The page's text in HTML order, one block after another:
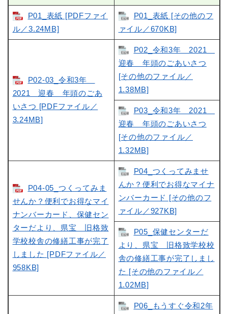
P01_表紙 [PDFファイ
ル／3.24MB]
P01_表紙 [その他のフ
ァイル／670KB]
P02-03_令和3年
2021 迎春 年頭のごあ
いさつ [PDFファイル／
3.24MB]
P02_令和3年 2021
迎春 年頭のごあいさつ
[その他のファイル／
1.38MB]
P03_令和3年 2021
迎春 年頭のごあいさつ
[その他のファイル／
1.32MB]
P04-05_つくってみま
せんか？便利でお得なマイ
ナンバーカード、保健セン
ターだより、県宝 旧格致
学校校舎の修繕工事が完了
しました [PDFファイル／
958KB]
P04_つくってみませ
んか？便利でお得なマイナ
ンバーカード [その他のフ
ァイル／927KB]
P05_保健センターだ
より、県宝 旧格致学校校
舎の修繕工事が完了しまし
た [その他のファイル／
1.02MB]
P06_もうすぐ令和2年